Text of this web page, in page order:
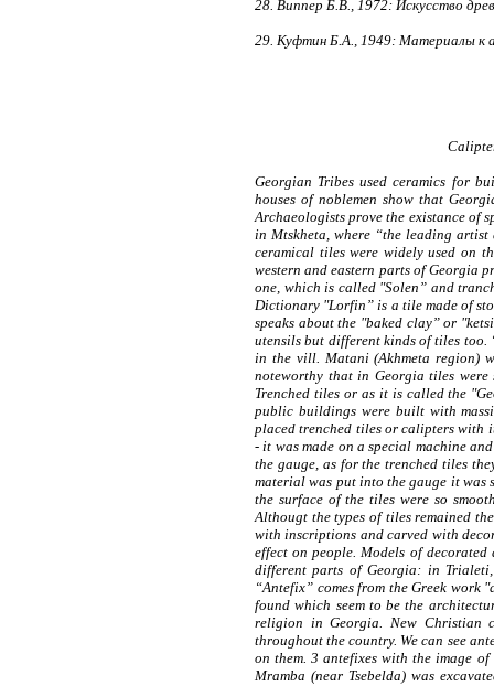
28. Виппер Б.В., 1972: Искусство
29. Куфтин Б.А., 1949: Материалы к
Georgian Tribes used ceramics for
houses of noblemen show that
Archaeologists prove the existance of
in Mtskheta, where “the leading artist
ceramical tiles were widely used on
western and eastern parts of Georgia
one, which is called "Solen” and
Dictionary "Lorfin” is a tile made of
speaks about the "baked clay” or
utensils but different kinds of tiles too.
in the vill. Matani (Akhmeta region)
noteworthy that in Georgia tiles were
Trenched tiles or as it is called the
public buildings were built with
placed trenched tiles or calipters with
- it was made on a special machine
the gauge, as for the trenched tiles
material was put into the gauge it was
the surface of the tiles were so
Althougt the types of tiles remained
with inscriptions and carved with
effect on people.Models of decorated
different parts of Georgia: in
“Antefix” comes from the Greek
found which seem to be the
religion in Georgia. New Christian
throughout the country. We can see
on them. 3 antefixes with the image
Mramba (near Tsebelda) was